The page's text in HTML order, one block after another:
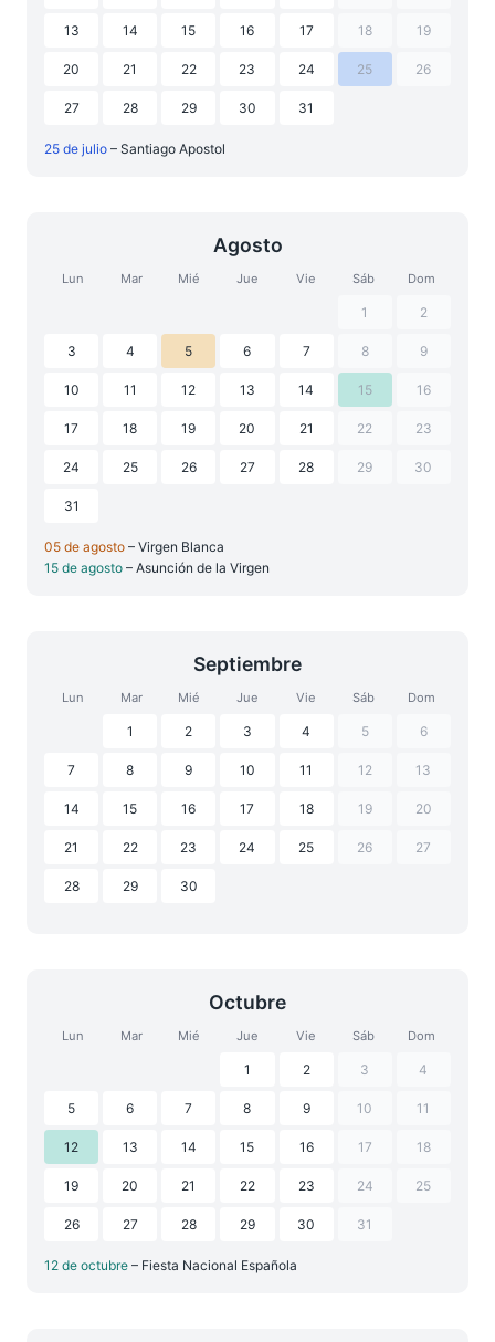
13 14 15 16 17 18 19
20 21 22 23 24 25 26
27 28 29 30 31
25 de julio – Santiago Apostol
Agosto
Lun Mar Mié Jue Vie Sáb Dom
1 2
3 4 5 6 7 8 9
10 11 12 13 14 15 16
17 18 19 20 21 22 23
24 25 26 27 28 29 30
31
05 de agosto – Virgen Blanca
15 de agosto – Asunción de la Virgen
Septiembre
Lun Mar Mié Jue Vie Sáb Dom
1 2 3 4 5 6
7 8 9 10 11 12 13
14 15 16 17 18 19 20
21 22 23 24 25 26 27
28 29 30
Octubre
Lun Mar Mié Jue Vie Sáb Dom
1 2 3 4
5 6 7 8 9 10 11
12 13 14 15 16 17 18
19 20 21 22 23 24 25
26 27 28 29 30 31
12 de octubre – Fiesta Nacional Española